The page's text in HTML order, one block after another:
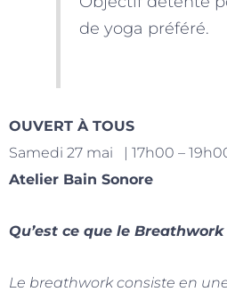
de yoga préféré.
OUVERT À TOUS
Samedi 27 mai | 17h00 –
Atelier Bain Sonore
Qu’est ce que le
Le breathwork consiste en